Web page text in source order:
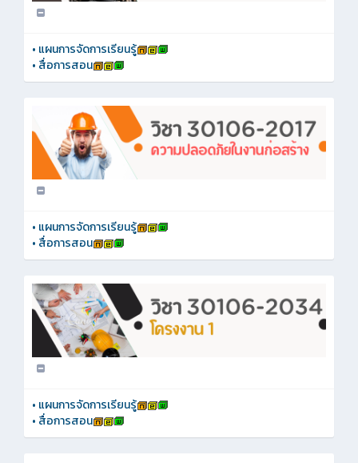
• แผนการจัดการเรียนรู้
• สื่อการสอน
• แผนการจัดการเรียนรู้
• สื่อการสอน
• แผนการจัดการเรียนรู้
• สื่อการสอน